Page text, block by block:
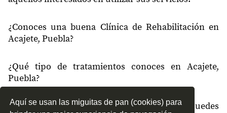
Aquí se usan las miguitas de pan (cookies) para
¿Conoces una buena Clínica de Rehabilitación en
Acajete, Puebla?
¿Qué tipo de tratamientos conoces en Acajete,
Puebla?
¿Cómo es el servicio de las Clínicas que puedes